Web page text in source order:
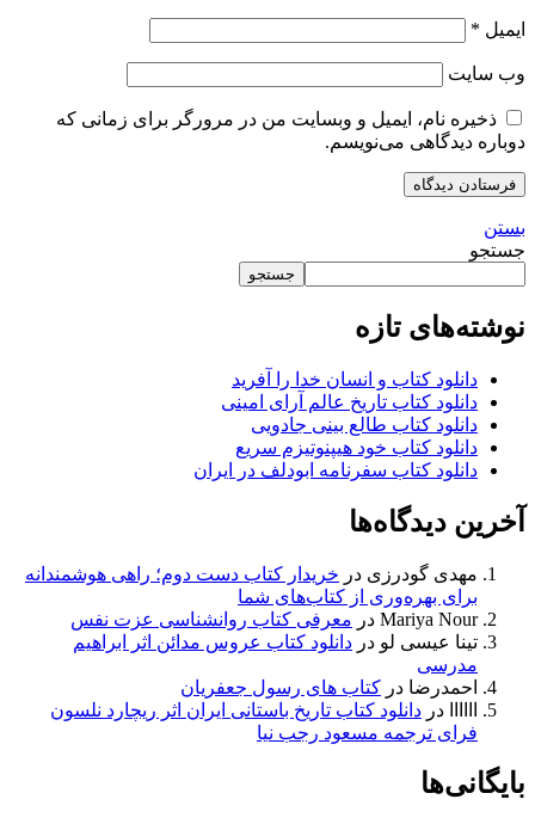
ایمیل *
وب‌ سایت
ذخیره نام، ایمیل و وبسایت من در مرورگر برای زمانی که
دوباره دیدگاهی می‌نویسم.
بستن
جستجو
جستجو
نوشته‌های تازه
دانلود کتاب و انسان خدا را آفرید
دانلود کتاب تاریخ عالم آرای امینی
دانلود کتاب طالع بینی جادویی
دانلود کتاب خود هیپنوتیزم سریع
دانلود کتاب سفرنامه ابودلف در ایران
آخرین دیدگاه‌ها
مهدی گودرزی در خریدار کتاب دست دوم؛ راهی هوشمندانه
برای بهره‌وری از کتاب‌های شما
Mariya Nour در معرفی کتاب روانشناسی عزت نفس
تینا عیسی لو در دانلود کتاب عروس مدائن اثر ابراهیم
مدرسی
احمدرضا در کتاب های رسول جعفریان
در دانلود کتاب تاریخ باستانی ایران اثر ریچارد نلسون
فرای ترجمه مسعود رجب نیا
بایگانی‌ها